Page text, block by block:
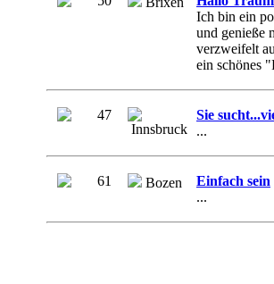
Ich bin ein
und genieße
verzweifelt
ein schönes
47
Innsbruck
Sie
...
61 Bozen
Einfach sein
...